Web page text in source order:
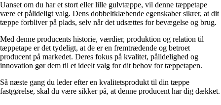
Uanset om du har et stort eller lille gulvtæppe, vil denne tæppetape
være et pålideligt valg. Dens dobbeltklæbende egenskaber sikrer, at dit
tæppe forbliver på plads, selv når det udsættes for bevægelse og brug.
Med denne producents historie, værdier, produktion og relation til
tæppetape er det tydeligt, at de er en fremtrædende og betroet
producent på markedet. Deres fokus på kvalitet, pålidelighed og
innovation gør dem til et ideelt valg for dit behov for tæppetapen.
Så næste gang du leder efter en kvalitetsprodukt til din tæppe
fastgørelse, skal du være sikker på, at denne producent har dig dækket.